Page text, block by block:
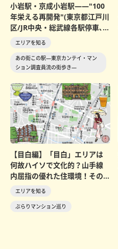
小岩駅・京成小岩駅――"100
年栄える再開発"(東京都江戸川
区/JR中央・総武線各駅停車､京
成本線)...
エリアを知る
あの街この駅―東京カンテイ・マン
ション調査員流の街歩き―
【目白編】「目白」エリアは
何故ハイソで文化的？山手線
内屈指の優れた住環境！その
ルーツを紐解いて、歴史...
エリアを知る
ぶらりマンション巡り